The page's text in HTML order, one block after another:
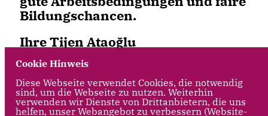
Bildungschancen.
Ihre Tijen Ataoğlu
Cookie Hinweis
Diese Webseite verwendet Cookies, die notwendig
sind, um die Webseite zu nutzen. Weiterhin
verwenden wir Dienste von Drittanbietern, die uns
helfen, unser Webangebot zu verbessern (Website-